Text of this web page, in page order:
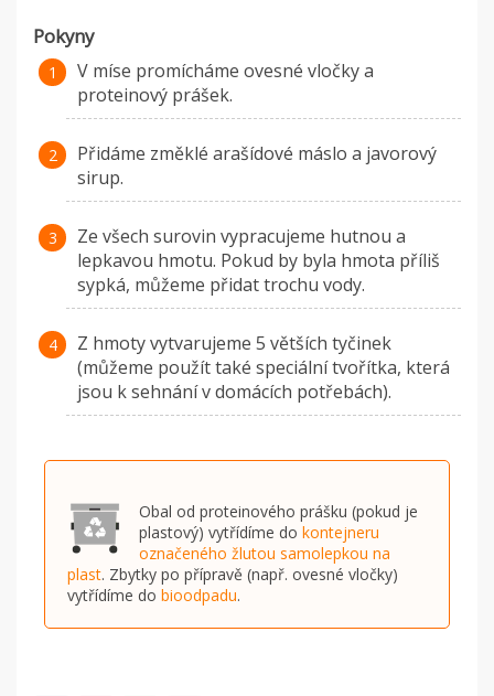
Pokyny
V míse promícháme ovesné vločky a
proteinový prášek.
Přidáme změklé arašídové máslo a javorový
sirup.
Ze všech surovin vypracujeme hutnou a
lepkavou hmotu. Pokud by byla hmota příliš
sypká, můžeme přidat trochu vody.
Z hmoty vytvarujeme 5 větších tyčinek
(můžeme použít také speciální tvořítka, která
jsou k sehnání v domácích potřebách).
Obal od proteinového prášku (pokud je
plastový) vytřídíme do kontejneru
označeného žlutou samolepkou na
plast. Zbytky po přípravě (např. ovesné vločky)
vytřídíme do bioodpadu.